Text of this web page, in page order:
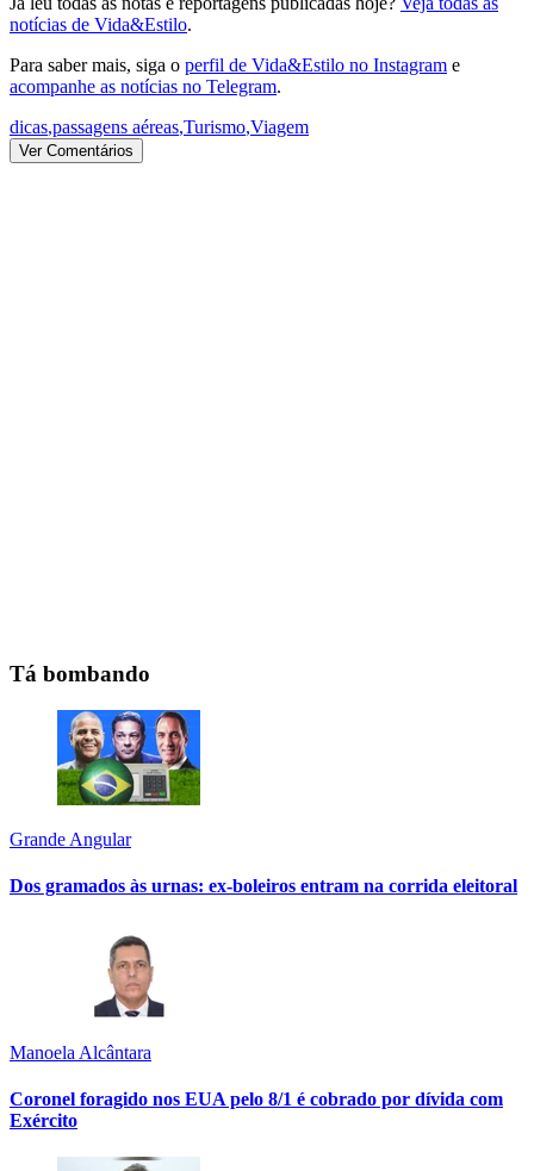
notícias de Vida&Estilo.
Para saber mais, siga o perfil de Vida&Estilo no Instagram e
acompanhe as notícias no Telegram.
dicas,passagens aéreas,Turismo,Viagem
Ver Comentários
Tá bombando
Grande Angular
Dos gramados às urnas: ex-boleiros entram na corrida eleitoral
Manoela Alcântara
Coronel foragido nos EUA pelo 8/1 é cobrado por dívida com
Exército